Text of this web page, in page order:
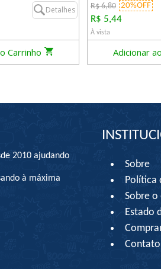
Detalhes
Carrinho
R$ 6,80 20%OFF
R$ 5,44
À vista
Adicionar
2010 ajudando
à máxima
Sobre
Política
Sobre o
Estado
Contato